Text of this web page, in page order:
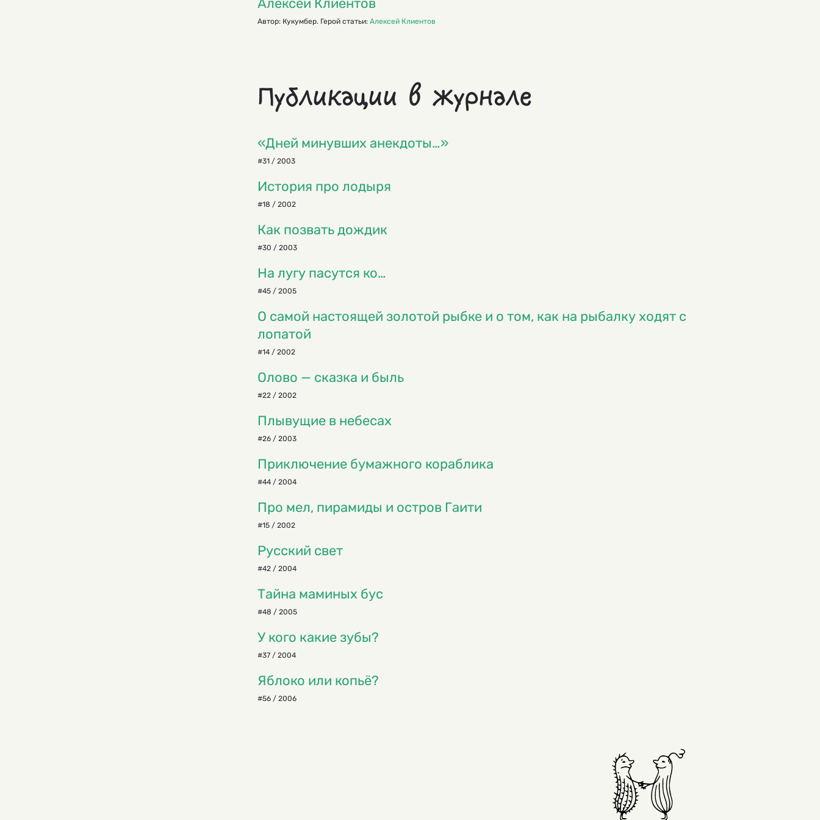
Алексей Клиентов
Автор: Кукумбер. Герой статьи: Алексей Клиентов
Публикации в журнале
«Дней минувших анекдоты…»
#31 / 2003
История про лодыря
#18 / 2002
Как позвать дождик
#30 / 2003
На лугу пасутся ко…
#45 / 2005
О самой настоящей золотой рыбке и о том, как на рыбалку ходят с
лопатой
#14 / 2002
Олово — сказка и быль
#22 / 2002
Плывущие в небесах
#26 / 2003
Приключение бумажного кораблика
#44 / 2004
Про мел, пирамиды и остров Гаити
#15 / 2002
Русский свет
#42 / 2004
Тайна маминых бус
#48 / 2005
У кого какие зубы?
#37 / 2004
Яблоко или копьё?
#56 / 2006